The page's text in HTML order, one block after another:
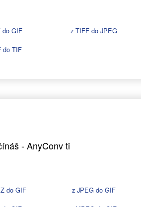
do GIF
z TIFF do JPEG
do TIF
- AnyConv ti
do GIF
z JPEG do GIF